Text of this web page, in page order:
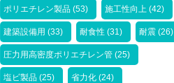
ポリエチレン製品 (53) 施工性向上 (42)
建築設備用 (33) 耐食性 (31) 耐震 (26)
圧力用高密度ポリエチレン管 (25)
塩ビ製品 (25) 省力化 (24)